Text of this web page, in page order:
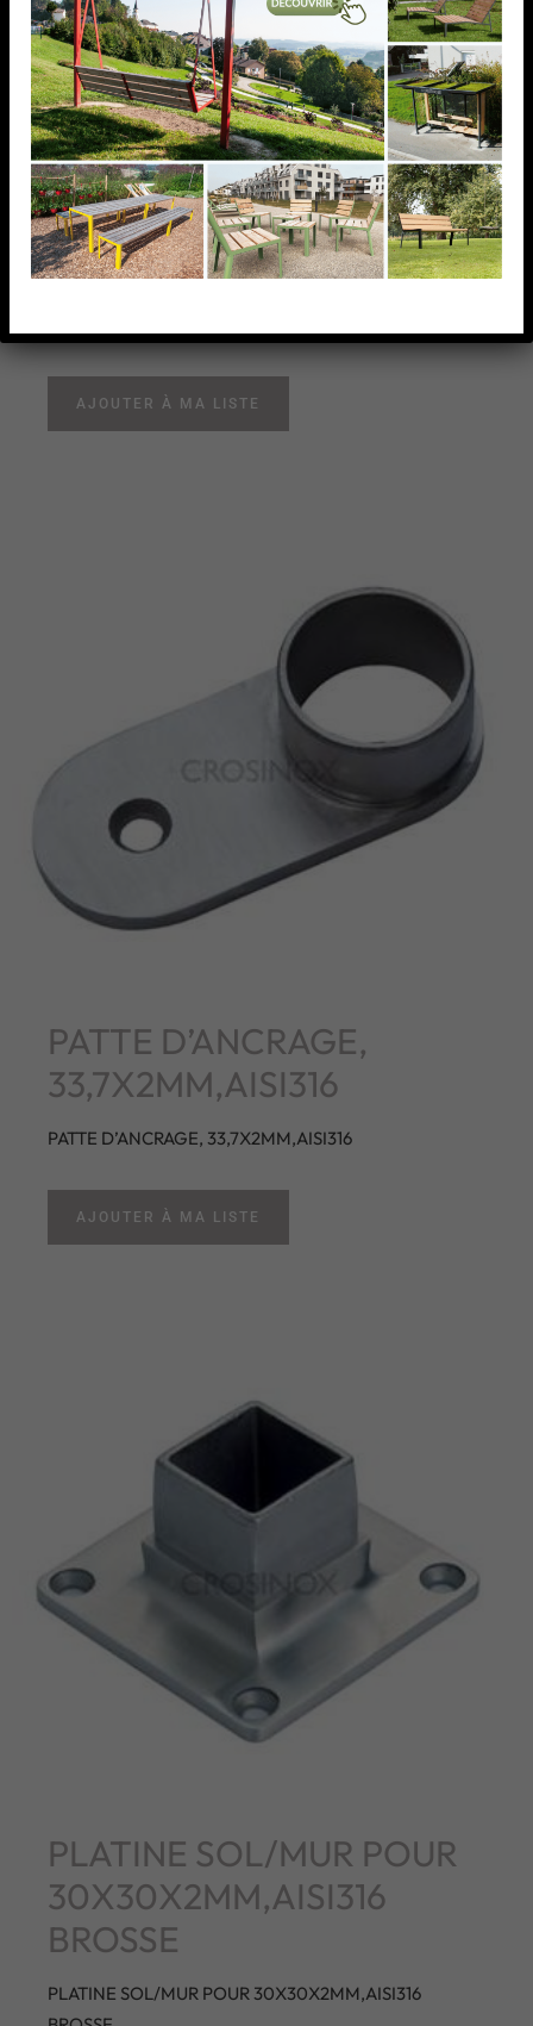
PATTE D’ANCRAGE,
42,4X2MM,AISI316
AJOUTER À MA LISTE
PATTE D’ANCRAGE,
33,7X2MM,AISI316
PATTE D’ANCRAGE, 33,7X2MM,AISI316
AJOUTER À MA LISTE
PLATINE SOL/MUR POUR
30X30X2MM,AISI316
BROSSE
PLATINE SOL/MUR POUR 30X30X2MM,AISI316